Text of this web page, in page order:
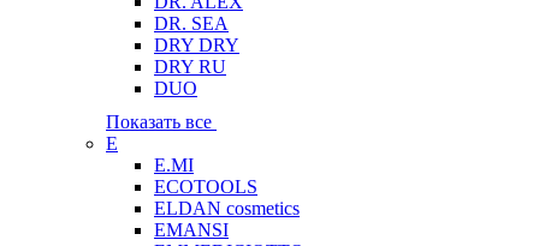
DR. SEA
DRY DRY
DRY RU
DUO
Показать все
E
E.MI
ECOTOOLS
ELDAN cosmetics
EMANSI